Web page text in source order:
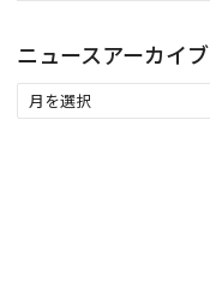
ニュースアーカイブ
ュ